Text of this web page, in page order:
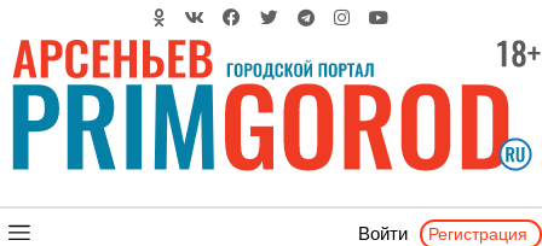
Войти Регистрация